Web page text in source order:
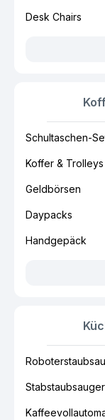
Desk Chairs
Schultaschen-
Koffer & Trolleys
Geldbörsen
Daypacks
Handgepäck